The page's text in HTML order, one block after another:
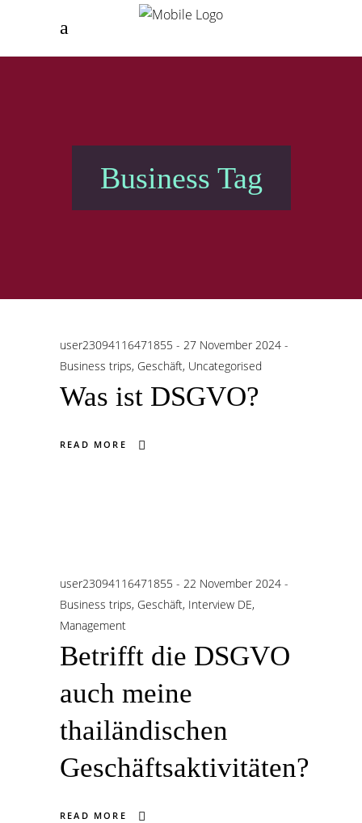
Business Tag
user23094116471855
27 November 2024
Business trips, Geschäft, Uncategorised
Was ist DSGVO?
READ MORE
user23094116471855
22 November 2024
Business trips, Geschäft, Interview DE,
Management
Betrifft die DSGVO
auch meine
thailändischen
Geschäftsaktivitäten?
READ MORE